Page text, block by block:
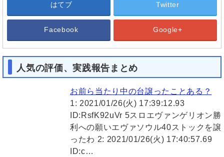
はてブ Twitter
Facebook Google+
人気の評価、実践報告まとめ
お前ら当たり中の台譲ったことある？
1: 2021/01/26(火) 17:39:12.93
ID:RsfK92uVr 5スロエヴァンゲリオン勝
利への願いエヴァソウル40ストックを譲
ったわ 2: 2021/01/26(火) 17:40:57.69
ID:c…